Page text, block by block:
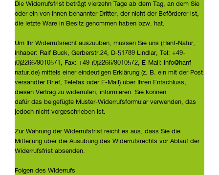
Die Widerrufsfrist beträgt vierzehn Tage ab dem Tag, an dem Sie
oder ein von Ihnen benannter Dritter, der nicht der Beförderer ist,
die letzte Ware in Besitz genommen haben bzw. hat.
Um Ihr Widerrufsrecht auszuüben, müssen Sie uns (Hanf-Natur,
Inhaber: Ralf Buck, Gerberstr.24, D-51789 Lindlar, Tel: +49-
(0)2266/9010571, Fax: +49-(0)2266/9010572, E-Mail: info@hanf-
natur.de) mittels einer eindeutigen Erklärung (z. B. ein mit der Post
versandter Brief, Telefax oder E-Mail) über Ihren Entschluss,
diesen Vertrag zu widerrufen, informieren. Sie können
dafür das beigefügte Muster-Widerrufsformular verwenden, das
jedoch nicht vorgeschrieben ist.
Zur Wahrung der Widerrufsfrist reicht es aus, dass Sie die
Mitteilung über die Ausübung des Widerrufsrechts vor Ablauf der
Widerrufsfrist absenden.
Folgen des Widerrufs